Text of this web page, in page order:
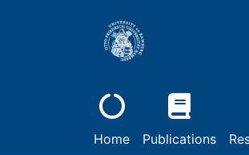
Home Publications